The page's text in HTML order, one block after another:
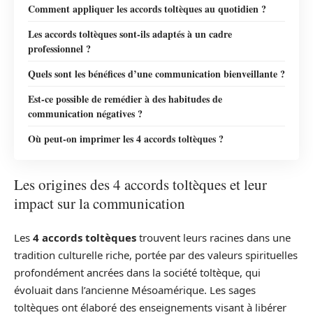
Comment appliquer les accords toltèques au quotidien ?
Les accords toltèques sont-ils adaptés à un cadre
professionnel ?
Quels sont les bénéfices d’une communication bienveillante ?
Est-ce possible de remédier à des habitudes de
communication négatives ?
Où peut-on imprimer les 4 accords toltèques ?
Les origines des 4 accords toltèques et leur
impact sur la communication
Les 4 accords toltèques trouvent leurs racines dans une
tradition culturelle riche, portée par des valeurs spirituelles
profondément ancrées dans la société toltèque, qui
évoluait dans l’ancienne Mésoamérique. Les sages
toltèques ont élaboré des enseignements visant à libérer